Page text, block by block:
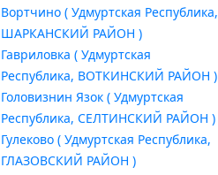
Вортчино ( Удмуртская Республика,
ШАРКАНСКИЙ РАЙОН )
Гавриловка ( Удмуртская
Республика, ВОТКИНСКИЙ РАЙОН )
Головизнин Язок ( Удмуртская
Республика, СЕЛТИНСКИЙ РАЙОН )
Гулеково ( Удмуртская Республика,
ГЛАЗОВСКИЙ РАЙОН )